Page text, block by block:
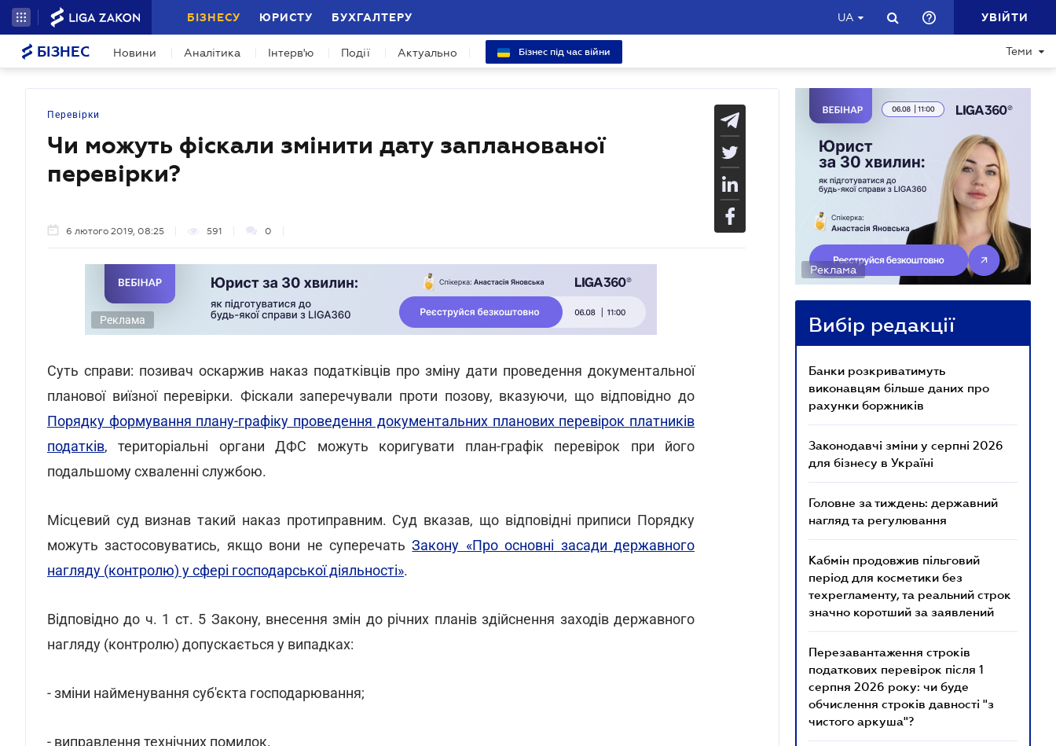
БІЗНЕСУ ЮРИСТУ БУХГАЛТЕРУ UA УВІЙТИ
БІЗНЕС Новини Аналітика Інтерв'ю Події Актуально Бізнес під час війни Теми
Перевірки
Чи можуть фіскали змінити дату запланованої
перевірки?
6 лютого 2019, 08:25 591 0
Реклама
Суть справи: позивач оскаржив наказ податківців про зміну дати проведення документальної
планової виїзної перевірки. Фіскали заперечували проти позову, вказуючи, що відповідно до
Порядку формування плану-графіку проведення документальних планових перевірок платників
податків, територіальні органи ДФС можуть коригувати план-графік перевірок при його
подальшому схваленні службою.
Місцевий суд визнав такий наказ протиправним. Суд вказав, що відповідні приписи Порядку
можуть застосовуватись, якщо вони не суперечатьЗакону «Про основні засади державного
нагляду (контролю) у сфері господарської діяльності».
Відповідно до ч. 1 ст. 5 Закону, внесення змін до річних планів здійснення заходів державного
нагляду (контролю) допускається у випадках:
- зміни найменування суб'єкта господарювання;
- виправлення технічних помилок.
Реклама
Вибір редакції
Банки розкриватимуть
виконавцям більше даних про
рахунки боржників
Законодавчі зміни у серпні 2026
для бізнесу в Україні
Головне за тиждень: державний
нагляд та регулювання
Кабмін продовжив пільговий
період для косметики без
техрегламенту, та реальний строк
значно коротший за заявлений
Перезавантаження строків
податкових перевірок після 1
серпня 2026 року: чи буде
обчислення строків давності "з
чистого аркуша"?